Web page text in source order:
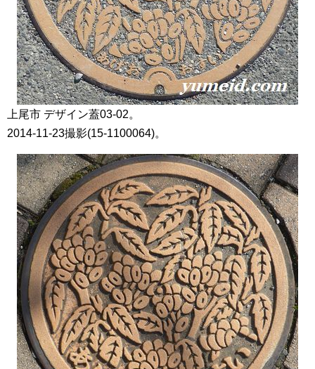
上尾市 デザイン蓋03-02。
2014-11-23撮影(15-1100064)。